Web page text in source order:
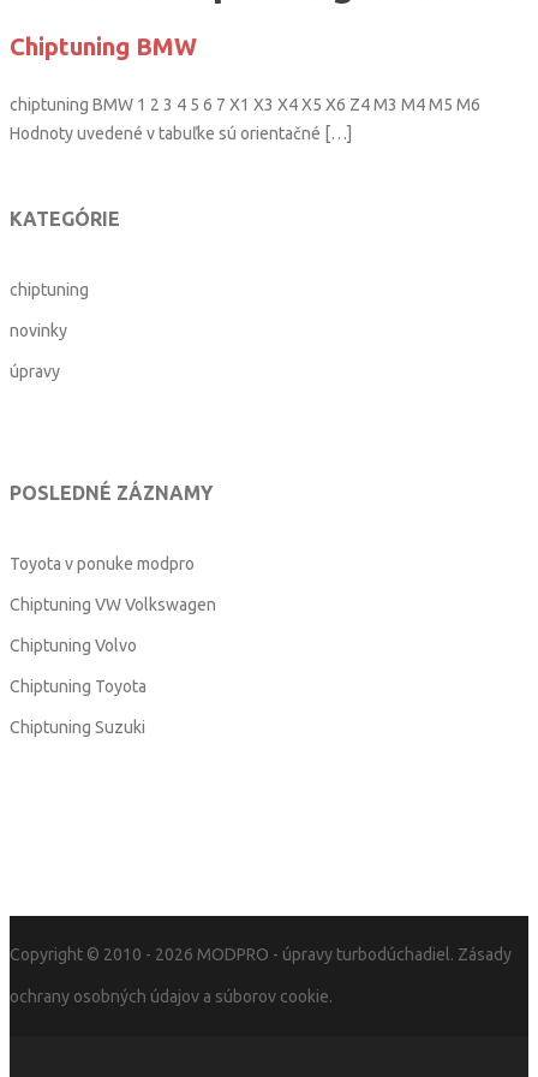
Chiptuning BMW
chiptuning BMW 1 2 3 4 5 6 7 X1 X3 X4 X5 X6 Z4 M3 M4 M5 M6
Hodnoty uvedené v tabuľke sú orientačné […]
KATEGÓRIE
chiptuning
novinky
úpravy
POSLEDNÉ ZÁZNAMY
Toyota v ponuke modpro
Chiptuning VW Volkswagen
Chiptuning Volvo
Chiptuning Toyota
Chiptuning Suzuki
Copyright © 2010 - 2026 MODPRO - úpravy turbodúchadiel. Zásady
ochrany osobných údajov a súborov cookie.